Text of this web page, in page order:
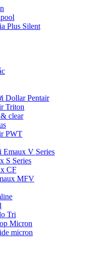
Plus Silent
Dollar Pentair
Triton
clear
PWT
Emaux V Series
S Series
CF
MFV
Tri
Micron
micron